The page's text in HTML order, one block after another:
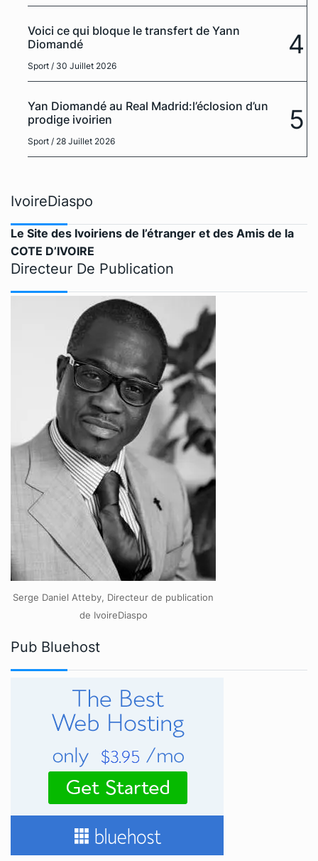
Voici ce qui bloque le transfert de Yann
Diomandé
Sport / 30 Juillet 2026
4
Yan Diomandé au Real Madrid:l’éclosion d’un
prodige ivoirien
Sport / 28 Juillet 2026
5
IvoireDiaspo
Le Site des Ivoiriens de l’étranger et des Amis de la
COTE D’IVOIRE
Directeur De Publication
Serge Daniel Atteby, Directeur de publication
de IvoireDiaspo
Pub Bluehost